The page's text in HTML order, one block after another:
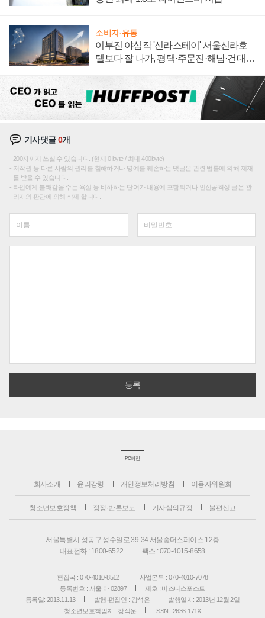
소비자·유통
이부진 야심작 '신라스테이' 서울신라호
텔보다 잘 나가, 평택·주문진·해남·건대로
기사댓글0개
200자까지 쓰실 수 있습니다. (현재 0 byte / 최대 400byte)
저작권 등 다른 사람의 권리를 침해하거나 명예를 훼손하는 댓글은 관련 법률에 의해 제재
를 받을 수 있습니다.
타인에게 불쾌감을 주는 욕설 등 비하하는 단어가 내용에 포함되거나 인신공격성 글은 관
리자의 판단에 의해 삭제 합니다.
PC버전
회사소개 윤리강령 개인정보처리방침 이용자위원회
청소년보호정책 정정·반론보도 기사심의규정 불편신고
서울특별시 성동구 성수일로 39-34 서울숲더스페이스 12층
대표전화 : 1800-6522
팩스 : 070-4015-8658
편집국 : 070-4010-8512
사업본부 : 070-4010-7078
등록번호 : 서울 아 02897
제호 : 비즈니스포스트
등록일: 2013.11.13
발행·편집인 : 강석운
발행일자: 2013년 12월 2일
청소년보호책임자 : 강석운
ISSN : 2636-171X